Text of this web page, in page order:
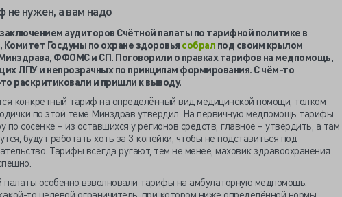
не нужен, а вам надо
аудиторов Счётной палаты по тарифной политике в
Госдумы по охране здоровья собрал под своим крылом
ФФОМС и СП. Поговорили о правках тарифов на медпомощь,
ЛПУ и непрозрачных по принципам формирования. С чём-то
раскритиковали и пришли к выводу.
конкретный тариф на определённый вид медицинской помощи, толком
по этой теме Минздрав утвердил. На первичную медпомощь тарифы
по сосенке – из оставшихся у регионов средств, главное – утвердить, а там
будут работать хоть за 3 копейки, чтобы не подставиться под
Тарифы всегда ругают, тем не менее, маховик здравоохранения
палаты особенно взволновали тарифы на амбулаторную медпомощь.
то целевой ограничитель, при котором ниже определённой нормы